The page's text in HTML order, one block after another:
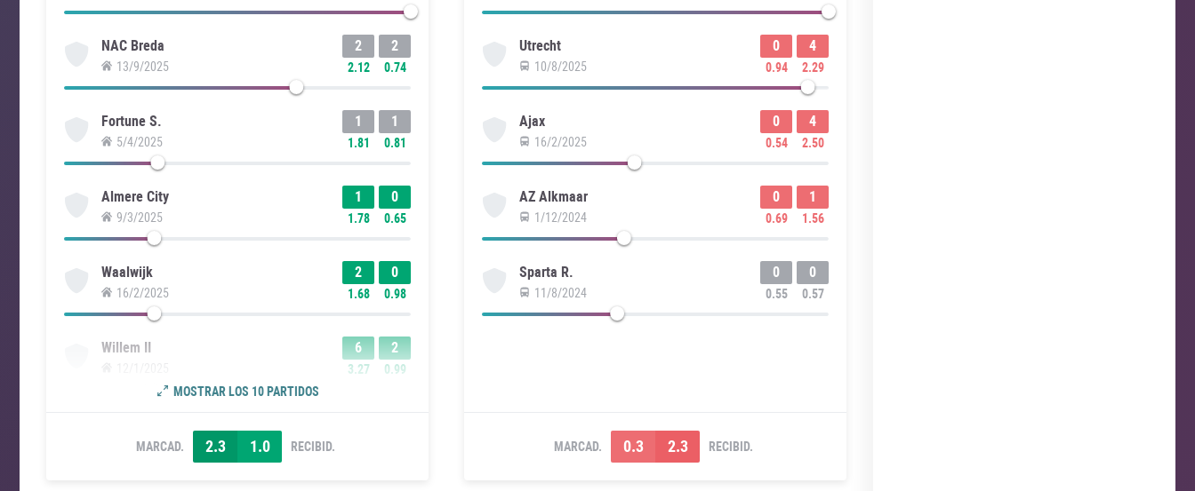
NAC Breda
13/9/2025
2
2.12
2
0.74
Fortune S.
5/4/2025
1
1.81
1
0.81
Almere City
9/3/2025
1
1.78
0
0.65
Waalwijk
16/2/2025
2
1.68
0
0.98
Willem II 6
3.27
2
0.99
MOSTRAR LOS 10 PARTIDOS
MARCAD. 2.3 1.0 RECIBID.
Utrecht
10/8/2025
0
0.94
4
2.29
Ajax
16/2/2025
0
0.54
4
2.50
AZ Alkmaar
1/12/2024
0
0.69
1
1.56
Sparta R.
11/8/2024
0
0.55
0
0.57
MARCAD. 0.3 2.3 RECIBID.